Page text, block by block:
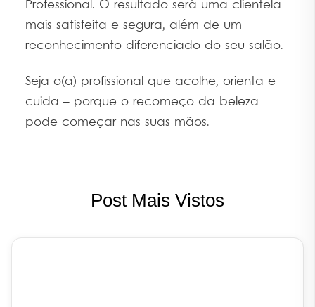
Professional. O resultado será uma clientela
mais satisfeita e segura, além de um
reconhecimento diferenciado do seu salão.
Seja o(a) profissional que acolhe, orienta e
cuida – porque o recomeço da beleza
pode começar nas suas mãos.
Post Mais Vistos